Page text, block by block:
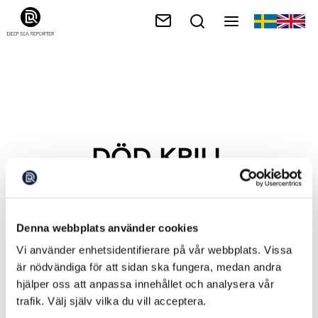
Denna webbplats använder cookies
Vi använder enhetsidentifierare på vår webbplats. Vissa
är nödvändiga för att sidan ska fungera, medan andra
hjälper oss att anpassa innehållet och analysera vår
trafik. Välj själv vilka du vill acceptera.
DÖD KRILL